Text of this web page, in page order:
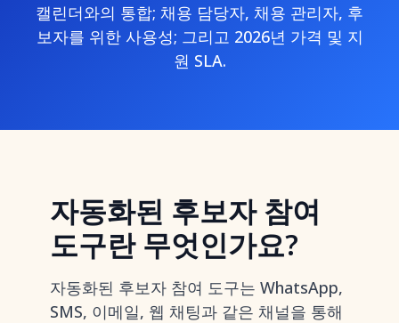
캘린더와의 통합; 채용 담당자, 채용 관리자, 후
보자를 위한 사용성; 그리고 2026년 가격 및 지
원 SLA.
자동화된 후보자 참여
도구란 무엇인가요?
자동화된 후보자 참여 도구는 WhatsApp,
SMS, 이메일, 웹 채팅과 같은 채널을 통해